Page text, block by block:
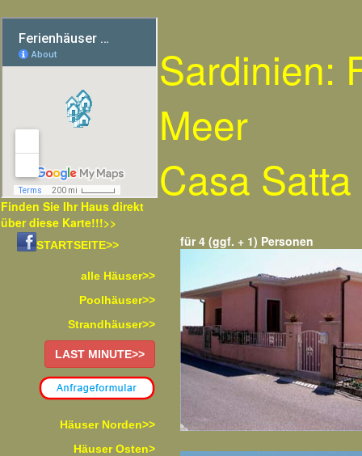
Finden Sie Ihr Haus direkt
über diese Karte!!!>>
Sardinien:
Meer
Casa Satta
STARTSEITE>>
alle Häuser>>
Poolhäuser>>
Strandhäuser>>
LAST MINUTE>>
Häuser Norden>>
Häuser Osten>
für 4 (ggf. + 1) Personen